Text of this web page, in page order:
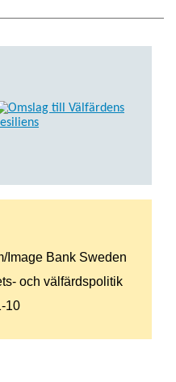
Image Bank Sweden
och välfärdspolitik
10